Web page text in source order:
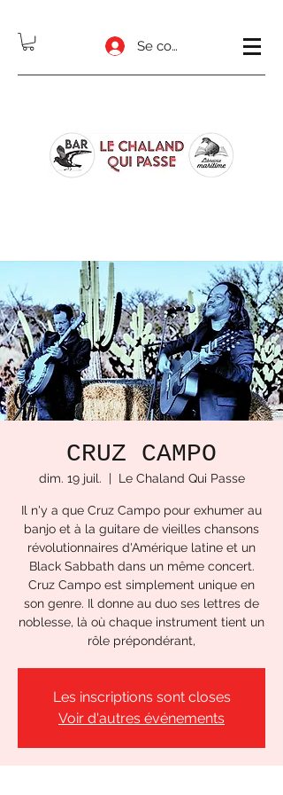
Se connecter
CRUZ CAMPO
dim. 19 juil.
  |
Le Chaland Qui Passe
Il n'y a que Cruz Campo pour exhumer au
banjo et à la guitare de vieilles chansons
révolutionnaires d'Amérique latine et un
Black Sabbath dans un même concert.
Cruz Campo est simplement unique en
son genre. Il donne au duo ses lettres de
noblesse, là où chaque instrument tient un
rôle prépondérant,
Les inscriptions sont closes
Voir d'autres événements